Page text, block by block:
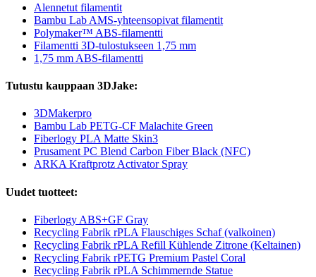
Alennetut filamentit
Bambu Lab AMS-yhteensopivat filamentit
Polymaker™ ABS-filamentti
Filamentti 3D-tulostukseen 1,75 mm
1,75 mm ABS-filamentti
Tutustu kauppaan 3DJake:
3DMakerpro
Bambu Lab PETG-CF Malachite Green
Fiberlogy PLA Matte Skin3
Prusament PC Blend Carbon Fiber Black (NFC)
ARKA Kraftprotz Activator Spray
Uudet tuotteet:
Fiberlogy ABS+GF Gray
Recycling Fabrik rPLA Flauschiges Schaf (valkoinen)
Recycling Fabrik rPLA Refill Kühlende Zitrone (Keltainen)
Recycling Fabrik rPETG Premium Pastel Coral
Recycling Fabrik rPLA Schimmernde Statue